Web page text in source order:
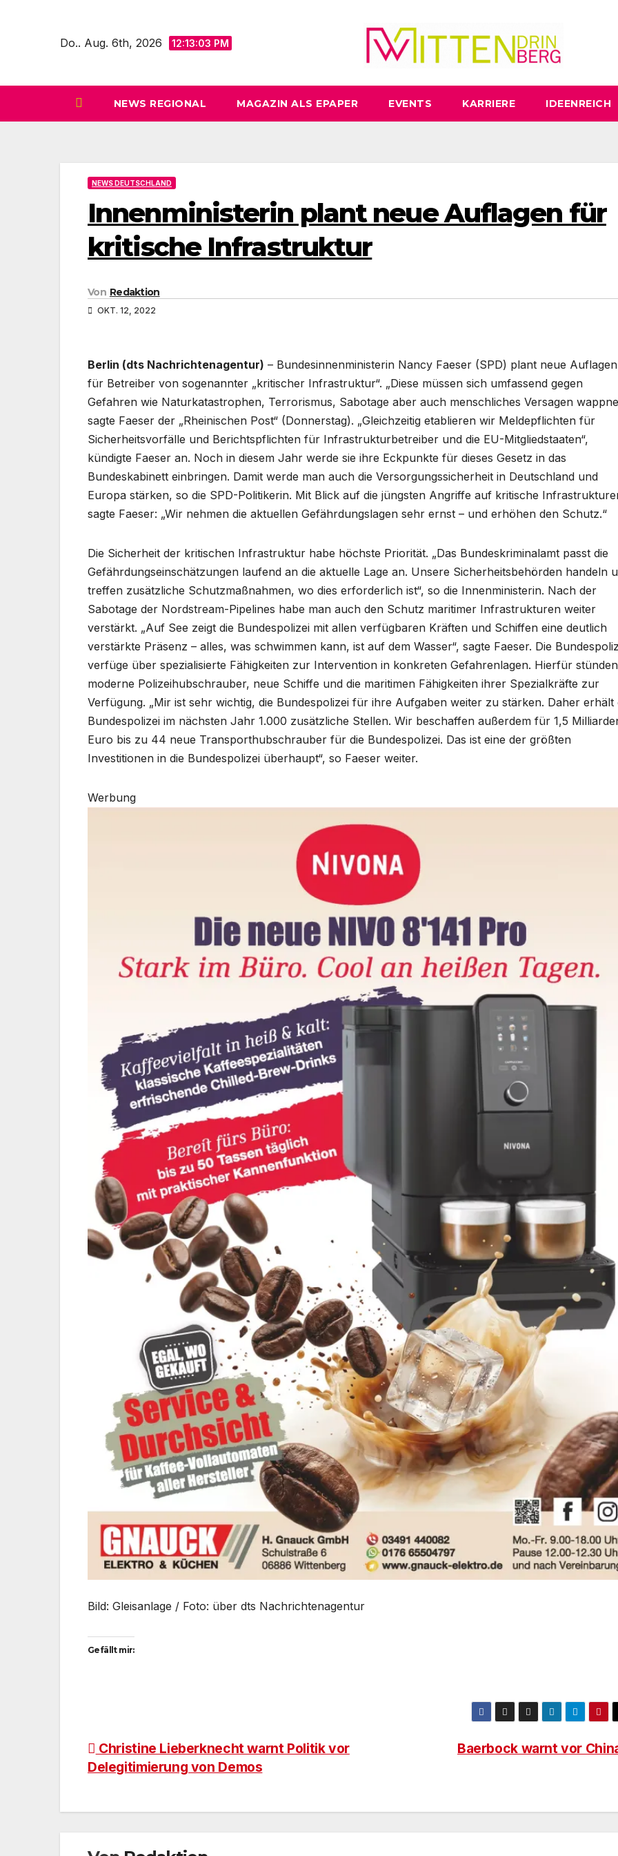
Do.. Aug. 6th, 2026 12:13:04 PM
NEWS REGIONAL MAGAZIN ALS EPAPER EVENTS KARRIERE IDEENREICH
NEWS DEUTSCHLAND
Innenministerin plant neue Auflagen für
kritische Infrastruktur
Von Redaktion
OKT. 12, 2022
Berlin (dts Nachrichtenagentur) – Bundesinnenministerin Nancy Faeser (SPD) plant neue Auflagen
für Betreiber von sogenannter „kritischer Infrastruktur“. „Diese müssen sich umfassend gegen
Gefahren wie Naturkatastrophen, Terrorismus, Sabotage aber auch menschliches Versagen
sagte Faeser der „Rheinischen Post“ (Donnerstag). „Gleichzeitig etablieren wir Meldepflichten für
Sicherheitsvorfälle und Berichtspflichten für Infrastrukturbetreiber und die EU-Mitgliedstaaten“,
kündigte Faeser an. Noch in diesem Jahr werde sie ihre Eckpunkte für dieses Gesetz in das
Bundeskabinett einbringen. Damit werde man auch die Versorgungssicherheit in Deutschland und
Europa stärken, so die SPD-Politikerin. Mit Blick auf die jüngsten Angriffe auf kritische
sagte Faeser: „Wir nehmen die aktuellen Gefährdungslagen sehr ernst – und erhöhen den Schutz.“
Die Sicherheit der kritischen Infrastruktur habe höchste Priorität. „Das Bundeskriminalamt passt die
Gefährdungseinschätzungen laufend an die aktuelle Lage an. Unsere Sicherheitsbehörden handeln
treffen zusätzliche Schutzmaßnahmen, wo dies erforderlich ist“, so die Innenministerin. Nach der
Sabotage der Nordstream-Pipelines habe man auch den Schutz maritimer Infrastrukturen weiter
verstärkt. „Auf See zeigt die Bundespolizei mit allen verfügbaren Kräften und Schiffen eine deutlich
verstärkte Präsenz – alles, was schwimmen kann, ist auf dem Wasser“, sagte Faeser. Die
verfüge über spezialisierte Fähigkeiten zur Intervention in konkreten Gefahrenlagen. Hierfür stünden
moderne Polizeihubschrauber, neue Schiffe und die maritimen Fähigkeiten ihrer Spezialkräfte zur
Verfügung. „Mir ist sehr wichtig, die Bundespolizei für ihre Aufgaben weiter zu stärken. Daher erhält
Bundespolizei im nächsten Jahr 1.000 zusätzliche Stellen. Wir beschaffen außerdem für 1,5
Euro bis zu 44 neue Transporthubschrauber für die Bundespolizei. Das ist eine der größten
Investitionen in die Bundespolizei überhaupt“, so Faeser weiter.
Werbung
Bild: Gleisanlage / Foto: über dts Nachrichtenagentur
Gefällt mir:
Beitragsnavigation Baerbock warnt vor
Christine Lieberknecht warnt Politik vor
Delegitimierung von Demos